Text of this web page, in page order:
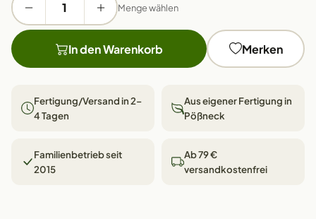
Menge wählen
In den Warenkorb Merken
Fertigung/Versand in 2–
4 Tagen
Aus eigener Fertigung in
Pößneck
Familienbetrieb seit
2015
Ab 79 €
versandkostenfrei